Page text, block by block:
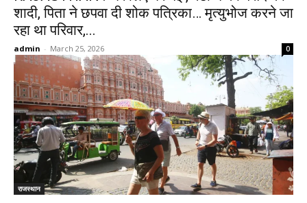
शादी, पिता ने छपवा दी शोक पत्रिका… मृत्युभोज करने जा
रहा था परिवार,...
admin - March 25, 2026 0
राजस्थान